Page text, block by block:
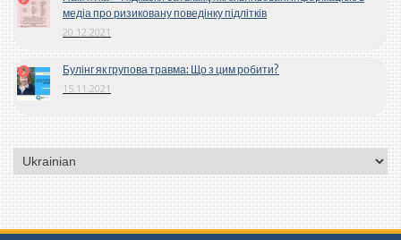
медіа про ризиковану поведінку підлітків
20.12.2021
Булінг як групова травма: Що з цим робити?
15.11.2021
Вибрати
мову